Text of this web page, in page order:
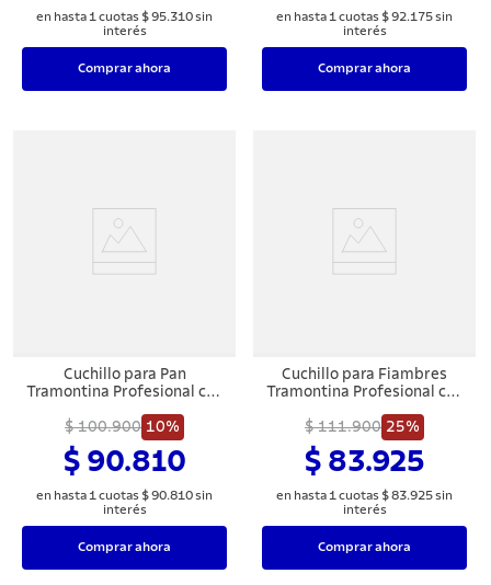
en hasta 1 cuotas $95.310sin
interés
Comprar ahora
en hasta 1 cuotas $92.175sin
interés
Comprar ahora
Cuchillo para Pan
Tramontina Profesional con
y Mango de Polipropileno
Blanco 10"
$ 100.900 10%
$ 90.810
en hasta 1 cuotas $90.810sin
interés
Comprar ahora
Cuchillo para Fiambres
Tramontina Profesional con
y Mango de Polipropileno
Blanco 10"
$ 111.900 25%
$ 83.925
en hasta 1 cuotas $83.925sin
interés
Comprar ahora